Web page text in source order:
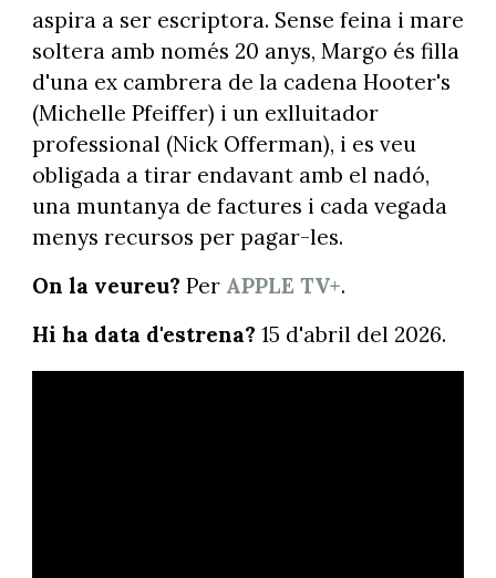
aspira a ser escriptora. Sense feina i mare
soltera amb només 20 anys, Margo és filla
d'una ex cambrera de la cadena Hooter's
(Michelle Pfeiffer) i un exlluitador
professional (Nick Offerman), i es veu
obligada a tirar endavant amb el nadó,
una muntanya de factures i cada vegada
menys recursos per pagar-les.
On la veureu? Per APPLE TV+.
Hi ha data d'estrena? 15 d'abril del 2026.